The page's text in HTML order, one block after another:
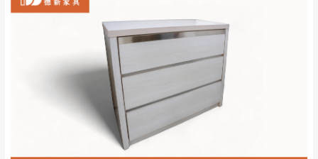
里、新店山區、三
峽山區、石碇、坪
林、福隆、淡水山
區、北投湖山路、
$ 9,000以上：免
運費
$ 9,000以下：
地型限制(山區、鄉、鎮、村)、樓梯太小、無
法搬運上樓等因素，導致無法配送，
保有出貨的權利。
保護物流人員的工作安全，賣家無提供吊掛
服務，若需以吊車或其他的吊掛方式吊運，
費用將由買方自行支付。
因大型傢俱有組裝、配送的問題，並非一般
快速到貨商品，無法指定特定時間送達，司